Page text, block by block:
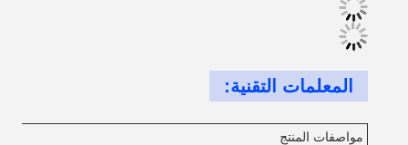
المعلمات التقنية:
مواصفات المنتج